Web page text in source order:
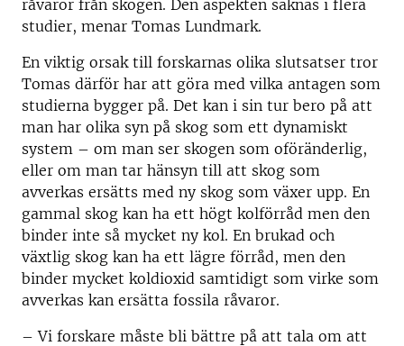
råvaror från skogen. Den aspekten saknas i flera
studier, menar Tomas Lundmark.
En viktig orsak till forskarnas olika slutsatser tror
Tomas därför har att göra med vilka antagen som
studierna bygger på. Det kan i sin tur bero på att
man har olika syn på skog som ett dynamiskt
system – om man ser skogen som oföränderlig,
eller om man tar hänsyn till att skog som
avverkas ersätts med ny skog som växer upp. En
gammal skog kan ha ett högt kolförråd men den
binder inte så mycket ny kol. En brukad och
växtlig skog kan ha ett lägre förråd, men den
binder mycket koldioxid samtidigt som virke som
avverkas kan ersätta fossila råvaror.
– Vi forskare måste bli bättre på att tala om att